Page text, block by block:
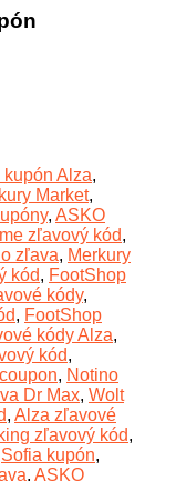
Alza,
Market,
, ASKO
zľavový kód,
zľava, Merkury
kód, FootShop
kódy,
, FootShop
kódy Alza,
kód,
, Notino
Dr Max, Wolt
, Alza zľavové
zľavový kód,
Sofia kupón,
, ASKO